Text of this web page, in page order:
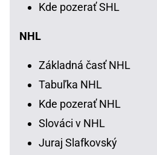
Kde pozerať SHL
NHL
Základná časť NHL
Tabuľka NHL
Kde pozerať NHL
Slováci v NHL
Juraj Slafkovský